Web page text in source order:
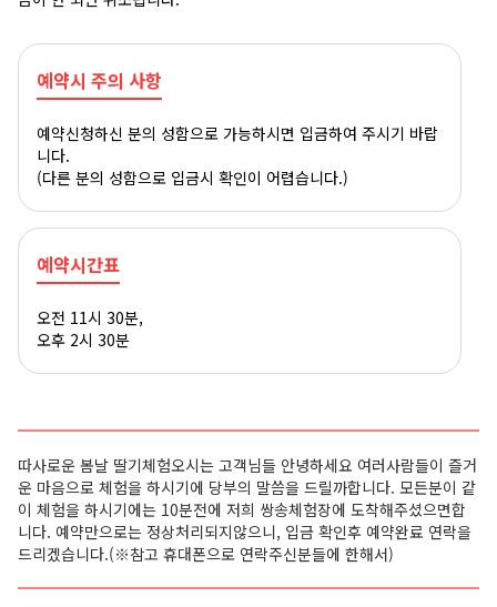
예약시 주의 사항
예약신청하신 분의 성함으로 가능하시면 입금하여 주시기 바랍
니다.
(다른 분의 성함으로 입금시 확인이 어렵습니다.)
예약시간표
오전 11시 30분,
오후 2시 30분
따사로운 봄날 딸기체험오시는 고객님들 안녕하세요 여러사람들이 즐거
운 마음으로 체험을 하시기에 당부의 말씀을 드릴까합니다. 모든분이 같
이 체험을 하시기에는 10분전에 저희 쌍송체험장에 도착해주셨으면합
니다. 예약만으로는 정상처리되지않으니, 입금 확인후 예약완료 연락을
드리겠습니다.(※참고 휴대폰으로 연락주신분들에 한해서)